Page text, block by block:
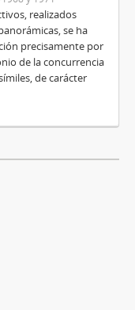
realizados
se ha
precisamente por
de la concurrencia
de carácter